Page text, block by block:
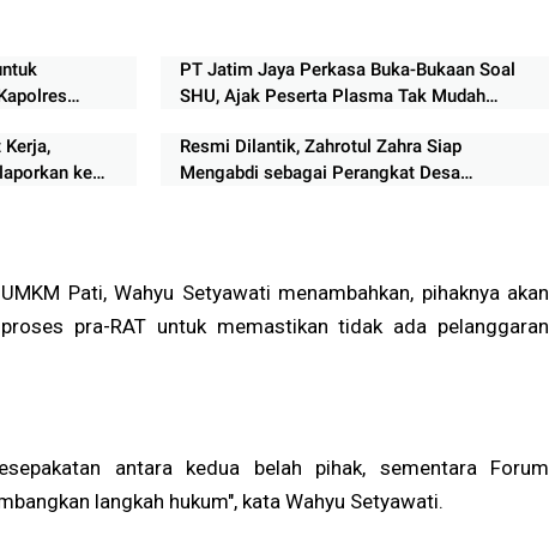
PT Jatim Jaya Perkasa Buka-Bukaan Soal
SHU, Ajak Peserta Plasma Tak Mudah
ke
Resmi Dilantik, Zahrotul Zahra Siap
Mengabdi sebagai Perangkat Desa
Pati, Wahyu Setyawati menambahkan, pihaknya akan
pra-RAT untuk memastikan tidak ada pelanggaran
antara kedua belah pihak, sementara Forum
langkah hukum", kata Wahyu Setyawati.